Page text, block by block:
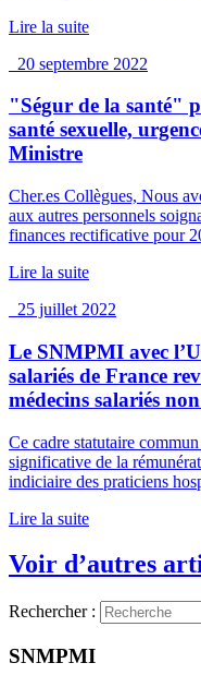
Lire la suite
20 septembre 2022
"Ségur de la santé"
santé sexuelle,
Ministre
Cher.es Collègues, Nous
aux autres personnels
finances rectificative pour
Lire la suite
25 juillet 2022
Le SNMPMI avec
salariés de France
médecins salariés
Ce cadre statutaire
significative de la
indiciaire des praticiens
Lire la suite
Voir d’autres
Rechercher :
SNMPMI